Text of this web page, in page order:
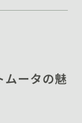
ムータの魅